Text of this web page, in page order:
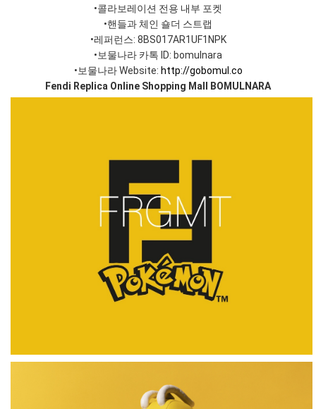
•콜라보레이션 전용 내부 포켓
•핸들과 체인 숄더 스트랩
•레퍼런스: 8BS017AR1UF1NPK
•보물나라 카톡 ID: bomulnara
•보물나라 Website: http://gobomul.co
Fendi Replica Online Shopping Mall BOMULNARA